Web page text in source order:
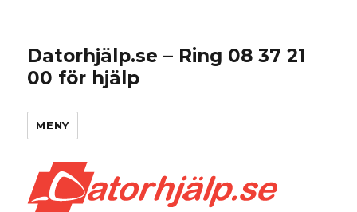
Datorhjälp.se – Ring 08 37 21
00 för hjälp
MENY